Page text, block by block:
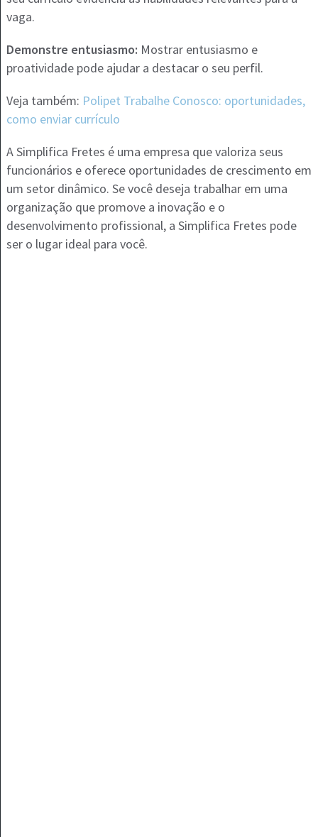
vaga.
Demonstre entusiasmo: Mostrar entusiasmo e
proatividade pode ajudar a destacar o seu perfil.
Veja também: Polipet Trabalhe Conosco: oportunidades,
como enviar currículo
A Simplifica Fretes é uma empresa que valoriza seus
funcionários e oferece oportunidades de crescimento em
um setor dinâmico. Se você deseja trabalhar em uma
organização que promove a inovação e o
desenvolvimento profissional, a Simplifica Fretes pode
ser o lugar ideal para você.